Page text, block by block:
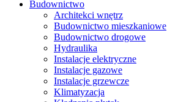
Budownictwo
Architekci wnętrz
Budownictwo mieszkaniowe
Budownictwo drogowe
Hydraulika
Instalacje elektryczne
Instalacje gazowe
Instalacje grzewcze
Klimatyzacja